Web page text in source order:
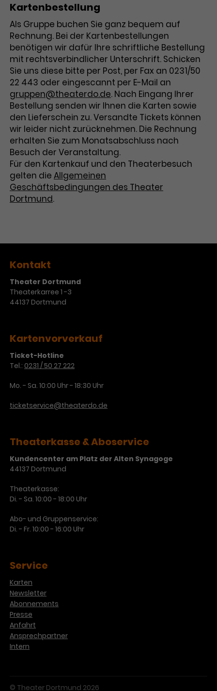
Google Analytics
Laufzeit 1 Minute
Zweck
Das ist ein von Google Analytics
gesetztes Cookie. Bestimmte Daten
werden nur maximal einmal pro
Minute an Google Analytics gesendet.
Solange es gesetzt ist, werden
bestimmte Datenübertragungen
unterbunden.
Anbieter Google / DoubleClick
Laufzeit 3 Monate
Zweck
Dieses Cookie wird verwendet, um
Nutzerinteraktionen mit
Werbeanzeigen zu messen und
Remarketing-Funktionen
bereitzustellen.
Name IDE
Anbieter Google / DoubleClick
Laufzeit 1 Jahr
Kartenbestellung
Als Gruppe buchen Sie ganz bequem auf
Rechnung. Bei der Kartenbestellungen
benötigen wir dafür Ihre schriftliche Bestellung
mit rechtsverbindlicher Unterschrift. Schicken
Sie uns diese bitte per Post, per Fax an 0231/50
22 443 oder eingescannt per E-Mail an
gruppen@theaterdo.de. Nach Eingang Ihrer
Bestellung senden wir Ihnen die Karten sowie
den Lieferschein zu. Versandte Tickets können
wir leider nicht zurücknehmen. Die Rechnung
erhalten Sie zum Monatsabschluss nach
Besuch der Veranstaltung.
Für den Kartenkauf und den Theaterbesuch
gelten die Allgemeinen
Geschäftsbedingungen des Theater
Dortmund.
Kontakt
Theater Dortmund
Theaterkarree 1 -3
44137 Dortmund
Kartenvorverkauf
Ticket-Hotline
Tel.: 0231 / 50 27 222
Mo. - Sa. 10:00 Uhr - 18:30 Uhr
ticketservice@theaterdo.de
Theaterkasse & Aboservice
Kundencenter am Platz der Alten Synagoge
44137 Dortmund
Theaterkasse:
Di. - Sa. 10:00 - 18:00 Uhr
Abo- und Gruppenservice:
Di. - Fr. 10:00 - 16:00 Uhr
Service
Karten
Newsletter
Abonnements
Presse
Anfahrt
Ansprechpartner
Intern
© Theater Dortmund 2026